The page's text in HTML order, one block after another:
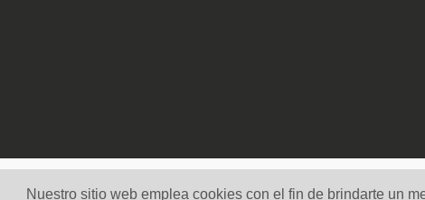
Nuestro sitio web emplea cookies con el fin de brindarte un